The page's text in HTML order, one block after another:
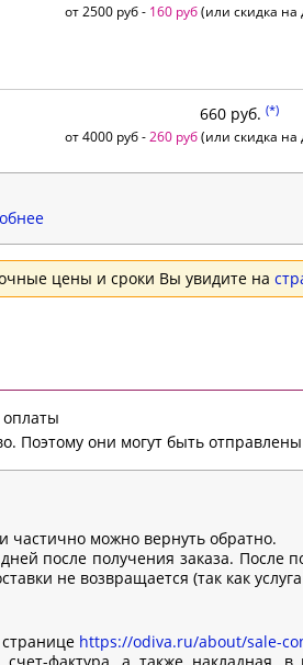
от 2500 руб - 160 руб(или скидка на
660 руб. (*)
от 4000 руб - 260 руб(или скидка на
цены и сроки Вы увидите на
Поэтому они могут быть
частично можно вернуть обратно.
после получения заказа. После
не возвращается (так как
https://odiva.ru/about/sale-
фактура, а также накладная, в